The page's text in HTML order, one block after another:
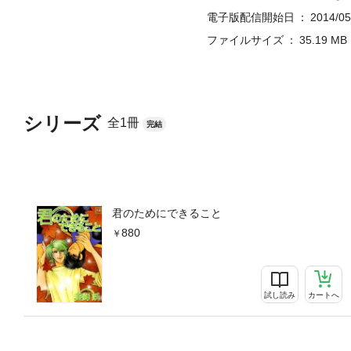
シリーズ 全1冊 完結
君のためにできること
880
試し読み カートへ
電子版配信開始日
2014/
ファイルサイズ
35.19 MB